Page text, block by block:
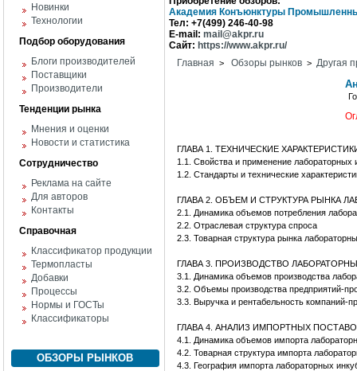
Новинки
Технологии
Подбор оборудования
Блоги производителей
Поставщики
Производители
Тенденции рынка
Мнения и оценки
Новости и статистика
Сотрудничество
Реклама на сайте
Для авторов
Контакты
Справочная
Классификатор продукции
Термопласты
Добавки
Процессы
Нормы и ГОСТы
Классификаторы
ОБЗОРЫ РЫНКОВ
Академия Конъюнктуры
Тел: +7(499) 246-40-98
E-mail: mail@akpr.ru
Сайт: https://www.akpr.ru/
Главная > Обзоры рынков > Другая
ГЛАВА 1. ТЕХНИЧЕСКИЕ
1.1. Свойства и применение лабораторных
1.2. Стандарты и технические
ГЛАВА 2. ОБЪЕМ И СТРУКТУРА РЫНКА
2.1. Динамика объемов потребления
2.2. Отраслевая структура спроса
2.3. Товарная структура рынка
ГЛАВА 3. ПРОИЗВОДСТВО
3.1. Динамика объемов производства
3.2. Объемы производства предприятий-
3.3. Выручка и рентабельность компаний-
ГЛАВА 4. АНАЛИЗ ИМПОРТНЫХ
4.1. Динамика объемов импорта
4.2. Товарная структура импорта
4.3. География импорта лабораторных